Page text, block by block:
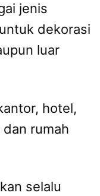
jenis
dekorasi
luar
hotel,
rumah
selalu